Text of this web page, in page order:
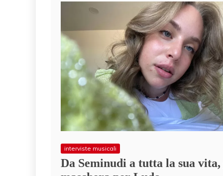
interviste musicali
Da Seminudi a tutta la sua